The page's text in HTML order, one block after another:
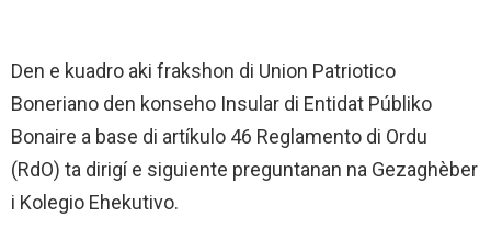
Den e kuadro aki frakshon di Union Patriotico
Boneriano den konseho Insular di Entidat Públiko
Bonaire a base di artíkulo 46 Reglamento di Ordu
(RdO) ta dirigí e siguiente preguntanan na Gezaghèber
i Kolegio Ehekutivo.